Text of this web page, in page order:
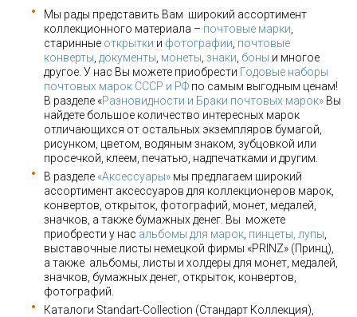
Мы рады представить Вам широкий ассортимент
коллекционного материала – почтовые марки
старинные открытки и фотографии почтовые
конверты документы монеты знаки боны и многое
другое. У нас Вы можете приобрести Годовые наборы
почтовых марок СССР и РФ по самым выгодным ценам!
В разделе «Разновидности и Браки почтовых марок» Вы
найдете большое количество интересных марок
отличающихся от остальных экземпляров бумагой,
рисунком, цветом, водяным знаком, зубцовкой или
просечкой, клеем, печатью, надпечатками и другим.
В разделе «Аксессуары» мы предлагаем широкий
ассортимент аксессуаров для коллекционеров марок,
конвертов, открыток, фотографий, монет, медалей,
значков, а также бумажных денег. Вы можете
приобрести у нас альбомы для марок пинцеты, лупы
выставочные листы немецкой фирмы «PRINZ» (Принц),
а также альбомы, листы и холдеры для монет, медалей,
значков, бумажных денег, открыток, конвертов,
фотографий.
Каталоги Standart-Collection (Стандарт Коллекция),